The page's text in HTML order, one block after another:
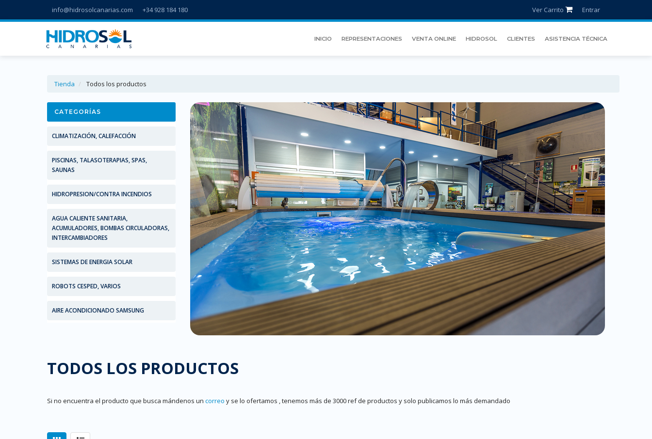
info@hidrosolcanarias.com +34 928 184 180 Ver Carrito Entrar
INICIO REPRESENTACIONES VENTA ONLINE HIDROSOL CLIENTES ASISTENCIA TÉCNICA
Tienda Todos los productos
CATEGORÍAS
CLIMATIZACIÓN, CALEFACCIÓN
PISCINAS, TALASOTERAPIAS, SPAS,
SAUNAS
HIDROPRESION/CONTRA INCENDIOS
AGUA CALIENTE SANITARIA,
ACUMULADORES, BOMBAS CIRCULADORAS,
INTERCAMBIADORES
SISTEMAS DE ENERGIA SOLAR
ROBOTS CESPED, VARIOS
AIRE ACONDICIONADO SAMSUNG
TODOS LOS PRODUCTOS
Si no encuentra el producto que busca mándenos un correo y se lo ofertamos , tenemos más de 3000 ref de productos y solo publicamos lo más demandado